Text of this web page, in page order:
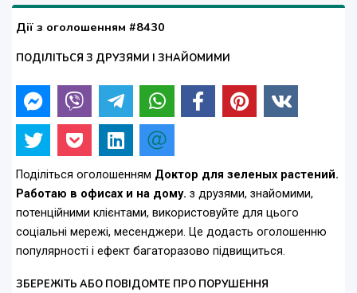
Дії з оголошенням #8430
ПОДІЛІТЬСЯ З ДРУЗЯМИ І ЗНАЙОМИМИ
Поділіться оголошенням Доктор для зеленых растений.
Работаю в офисах и на дому. з друзями, знайомими,
потенційними клієнтами, використовуйте для цього
соціальні мережі, месенджери. Це додасть оголошенню
популярності і ефект багаторазово підвищиться.
ЗБЕРЕЖІТЬ АБО ПОВІДОМТЕ ПРО ПОРУШЕННЯ